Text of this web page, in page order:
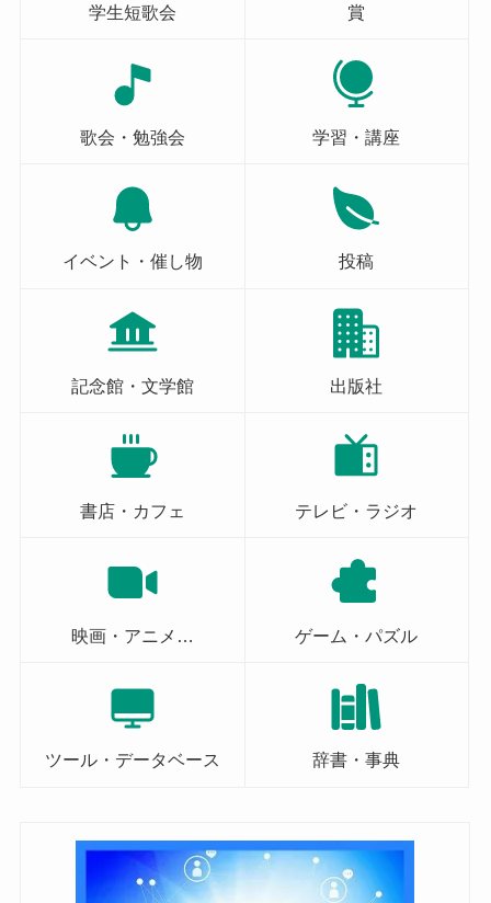
学生短歌会 賞
歌会・勉強会 学習・講座
イベント・催し物 投稿
記念館・文学館 出版社
書店・カフェ テレビ・ラジオ
映画・アニメ… ゲーム・パズル
ツール・データベース 辞書・事典